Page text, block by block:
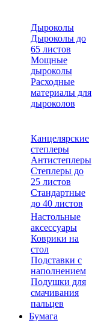
Дыроколы
Дыроколы до
65 листов
Мощные
дыроколы
Расходные
материалы для
дыроколов
Канцелярские
степлеры
Антистеплеры
Степлеры до
25 листов
Стандартные
до 40 листов
Настольные
аксессуары
Коврики на
стол
Подставки с
наполнением
Подушки для
смачивания
пальцев
Бумага